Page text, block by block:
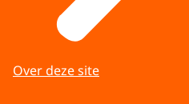
Over deze site